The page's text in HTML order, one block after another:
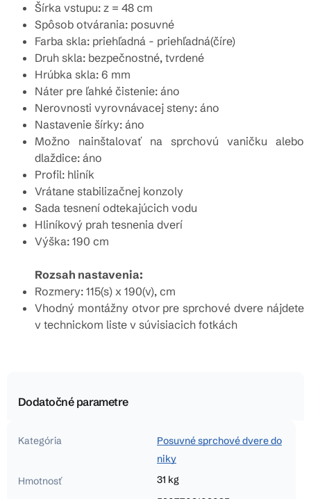
Šírka vstupu: z = 48 cm
Spôsob otvárania: posuvné
Farba skla: priehľadná - priehľadná(číre)
Druh skla: bezpečnostné, tvrdené
Hrúbka skla: 6 mm
Náter pre ľahké čistenie: áno
Nerovnosti vyrovnávacej steny: áno
Nastavenie šírky: áno
Možno nainštalovať na sprchovú vaničku alebo
dlaždice: áno
Profil: hliník
Vrátane stabilizačnej konzoly
Sada tesnení odtekajúcich vodu
Hliníkový prah tesnenia dverí
Výška: 190 cm
Rozsah nastavenia:
Rozmery: 115(s) x 190(v), cm
Vhodný montážny otvor pre sprchové dvere nájdete
v technickom liste v súvisiacich fotkách
Dodatočné parametre
Kategória
Posuvné sprchové dvere do
niky
Hmotnosť
31 kg